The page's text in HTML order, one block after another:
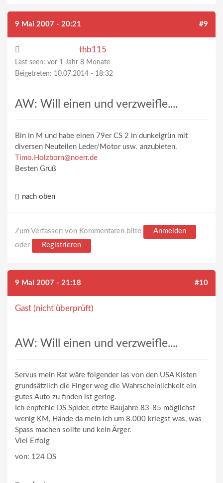
9 Mai 2007 - 20:21 #9
thb115
Last seen: vor 1 Jahr 8 Monate
Beigetreten: 10.07.2014 - 18:32
AW: Will einen und verzweifle....
Bin in M und habe einen 79er CS 2 in dunkelgrün mit
diversen Neuteilen Leder/Motor usw. anzubieten.
Timo.Holzborn@noerr.de
Besten Gruß
nach oben
Zum Verfassen von Kommentaren bitte
Anmelden
oder
Registrieren .
9 Mai 2007 - 21:18 #10
Gast (nicht überprüft)
AW: Will einen und verzweifle....
Servus mein Rat wäre folgender las von den USA Kisten
grundsätzlich die Finger weg die Wahrscheinlichkeit ein
gutes Auto zu finden ist gering.
Ich enpfehle DS Spider, etzte Baujahre 83-85 möglichst
wenig KM, Hände da mein ich um 8.000 kriegst was, was
Spass machen sollte und kein Ärger.
Viel Erfolg
von: 124 DS